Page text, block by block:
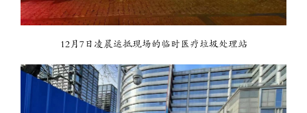
12月7日凌晨运抵现场的临时医疗垃圾处理站